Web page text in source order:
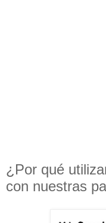
¿Por qué
con nuestras